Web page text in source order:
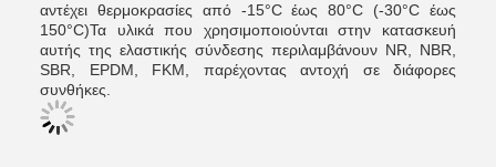
αντέχει θερμοκρασίες από -15°C έως 80°C (-30°C έως
150°C)Τα υλικά που χρησιμοποιούνται στην κατασκευή
αυτής της ελαστικής σύνδεσης περιλαμβάνουν NR, NBR,
SBR, EPDM, FKM, παρέχοντας αντοχή σε διάφορες
συνθήκες.